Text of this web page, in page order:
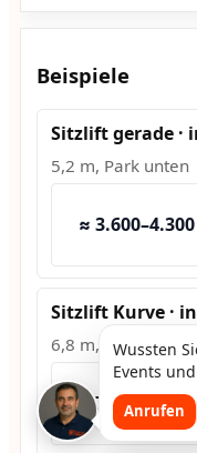
Beispiele
Sitzlift gerade ·
5,2 m, Park unten
≈
Sitzlift Kurve ·
6,8 m, 2 Kurven
≈
Wussten
Events
Anrufen